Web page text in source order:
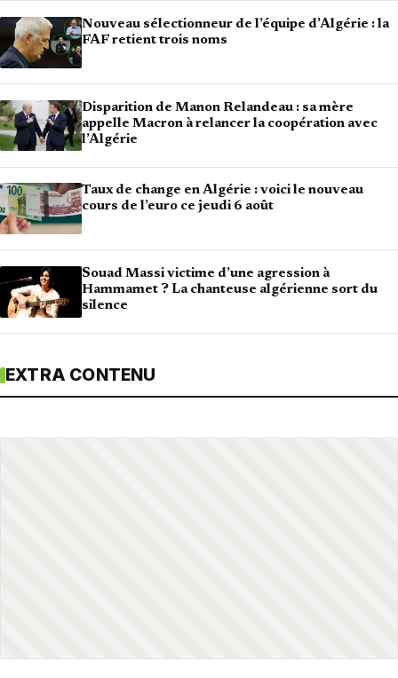
Nouveau sélectionneur de l’équipe d’Algérie : la
FAF retient trois noms
Disparition de Manon Relandeau : sa mère
appelle Macron à relancer la coopération avec
l’Algérie
Taux de change en Algérie : voici le nouveau
cours de l’euro ce jeudi 6 août
Souad Massi victime d’une agression à
Hammamet ? La chanteuse algérienne sort du
silence
EXTRA CONTENU